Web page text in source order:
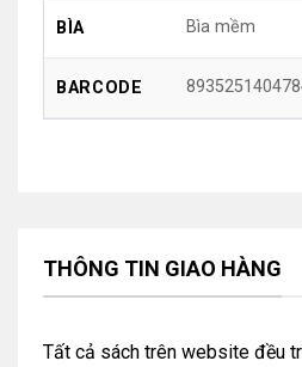
BÌA Bìa mềm
BARCODE
THÔNG TIN GIAO HÀNG
Tất cả sách trên website đều